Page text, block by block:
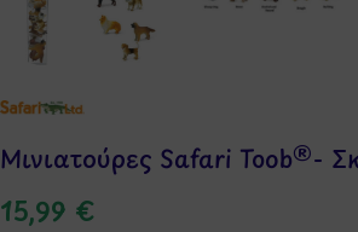
Μινιατούρες Safari Toob®-
15,99 €